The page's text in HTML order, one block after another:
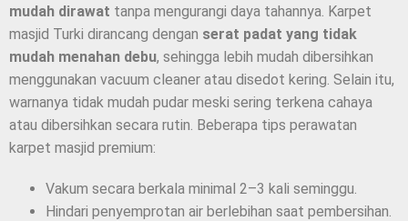
mudah dirawat tanpa mengurangi daya tahannya. Karpet
masjid Turki dirancang dengan serat padat yang tidak
mudah menahan debu, sehingga lebih mudah dibersihkan
menggunakan vacuum cleaner atau disedot kering. Selain itu,
warnanya tidak mudah pudar meski sering terkena cahaya
atau dibersihkan secara rutin. Beberapa tips perawatan
karpet masjid premium:
Vakum secara berkala minimal 2–3 kali seminggu.
Hindari penyemprotan air berlebihan saat pembersihan.